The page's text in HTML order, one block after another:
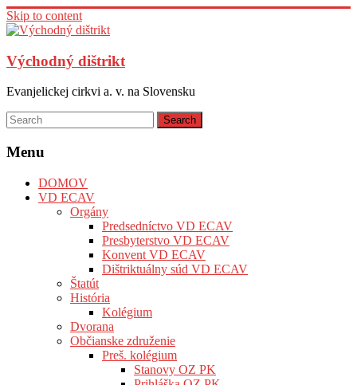
Skip to content
Východný dištrikt
Evanjelickej cirkvi a. v. na Slovensku
Menu
DOMOV
VD ECAV
Orgány
Predsedníctvo VD ECAV
Presbyterstvo VD ECAV
Konvent VD ECAV
Dištriktuálny súd VD ECAV
Štatút
História
Kolégium
Dvorana
Občianske združenie
Preš. kolégium
Stanovy OZ PK